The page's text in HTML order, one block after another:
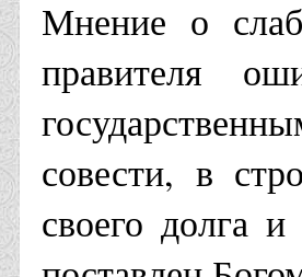
Красноярская
Храм
Мнение о
правителя
совести, в
своего долга